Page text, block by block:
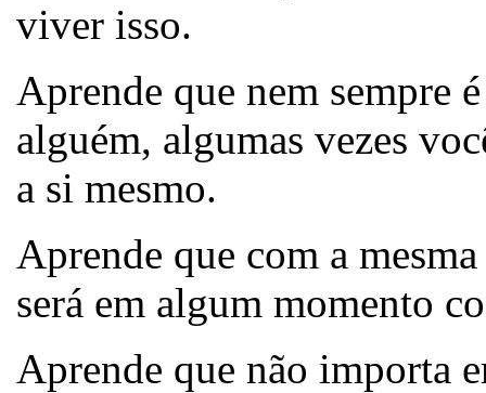
viver isso.
Aprende que nem sempre
alguém, algumas vezes
a si mesmo.
Aprende que com a
será em algum momento
Aprende que não importa